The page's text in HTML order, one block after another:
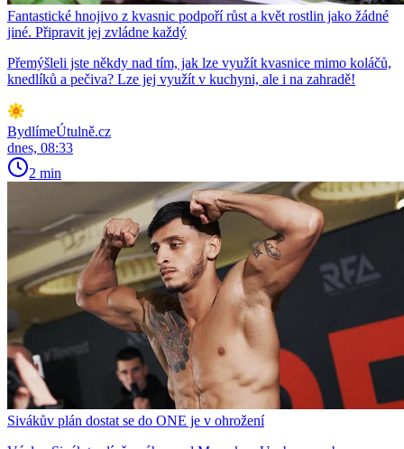
Fantastické hnojivo z kvasnic podpoří růst a květ rostlin jako žádné
jiné. Připravit jej zvládne každý
Přemýšleli jste někdy nad tím, jak lze využít kvasnice mimo koláčů,
knedlíků a pečiva? Lze jej využít v kuchyni, ale i na zahradě!
BydlímeÚtulně.cz
dnes, 08:33
2 min
Sivákův plán dostat se do ONE je v ohrožení